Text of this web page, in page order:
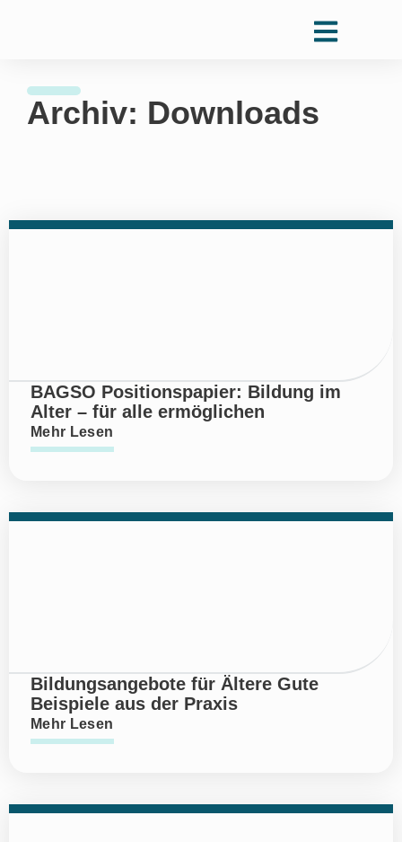
Archiv: Downloads
BAGSO Positionspapier: Bildung im
Alter – für alle ermöglichen
Mehr Lesen
Bildungsangebote für Ältere Gute
Beispiele aus der Praxis
Mehr Lesen